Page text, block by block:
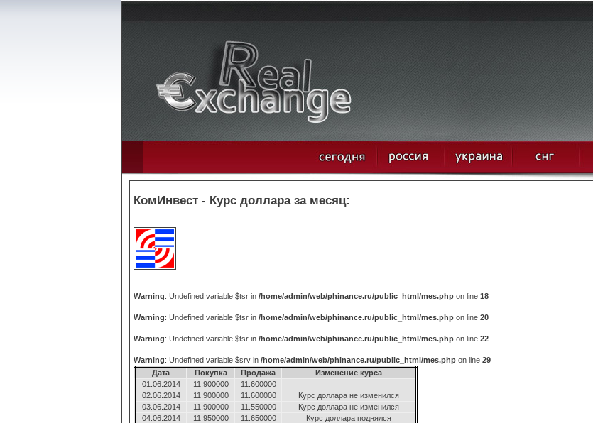
КомИнвест - Курс доллара за месяц:
Warning: Undefined variable $tsr in /home/admin/web/phinance.ru/public_html/mes.php on line 18
Warning: Undefined variable $tsr in /home/admin/web/phinance.ru/public_html/mes.php on line 20
Warning: Undefined variable $tsr in /home/admin/web/phinance.ru/public_html/mes.php on line 22
Warning: Undefined variable $srv in /home/admin/web/phinance.ru/public_html/mes.php on line 29
Дата
Покупка Продажа
Изменение курса
01.06.2014
11.900000
11.600000
02.06.2014
11.900000 11.600000
Курс доллара не изменился
03.06.2014
11.900000 11.550000
Курс доллара не изменился
04.06.2014
11.950000 11.650000
Курс доллара поднялся